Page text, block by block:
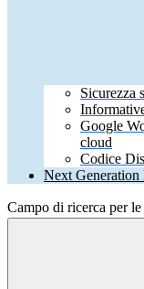
Sicurezza
Google
cloud
Codice
Next
Campo di ricerca per